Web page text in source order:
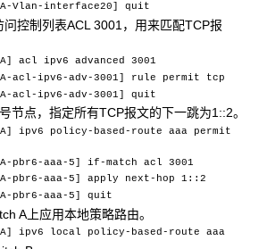
Vlan-interface20] quit
问控制列表ACL 3001，用来匹配TCP报
acl ipv6 advanced 3001
acl-ipv6-adv-3001] rule permit tcp
acl-ipv6-adv-3001] quit
节点，指定所有TCP报文的下一跳为1::2。
ipv6 policy-based-route aaa permit
pbr6-aaa-5] if-match acl 3001
pbr6-aaa-5] apply next-hop 1::2
pbr6-aaa-5] quit
A上应用本地策略路由。
ipv6 local policy-based-route aaa